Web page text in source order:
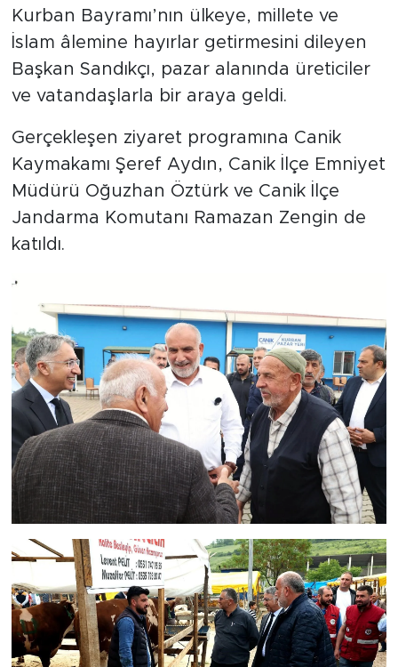
Kurban Bayramı’nın ülkeye, millete ve
İslam âlemine hayırlar getirmesini dileyen
Başkan Sandıkçı, pazar alanında üreticiler
ve vatandaşlarla bir araya geldi.
Gerçekleşen ziyaret programına Canik
Kaymakamı Şeref Aydın, Canik İlçe Emniyet
Müdürü Oğuzhan Öztürk ve Canik İlçe
Jandarma Komutanı Ramazan Zengin de
katıldı.